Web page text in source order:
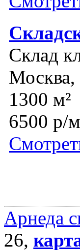
Склад
1300 м²
6500 р/
Арнеда
26,